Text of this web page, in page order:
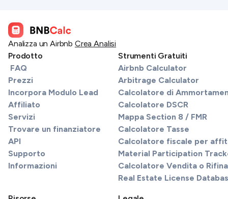
Analizza un Airbnb Crea Analisi
Prodotto
FAQ
Prezzi
Incorpora Modulo Lead
Affiliato
Servizi
Trovare un finanziatore
API
Supporto
Informazioni
Strumenti Gratuiti
Airbnb Calculator
Arbitrage Calculator
Calcolatore di
Calcolatore DSCR
Mappa Section 8 / FMR
Calcolatore Tasse
Calcolatore fiscale per
Material Participation
Calcolatore Vendita o
Real Estate License